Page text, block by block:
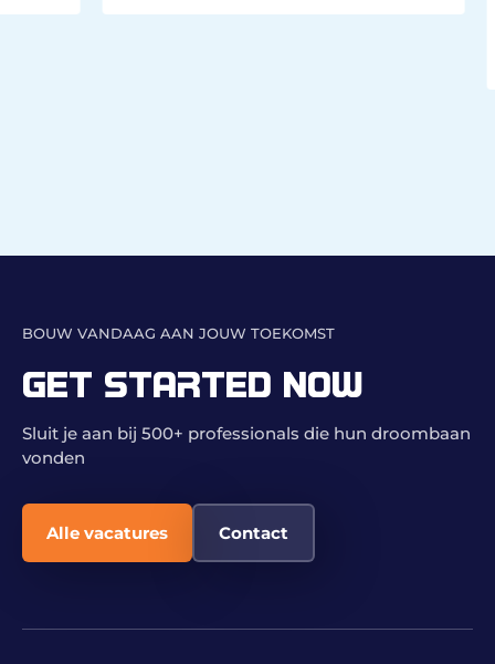
BOUW VANDAAG AAN JOUW TOEKOMST
GET STARTED NOW
Sluit je aan bij 500+ professionals die hun droombaan
vonden
Alle vacatures Contact